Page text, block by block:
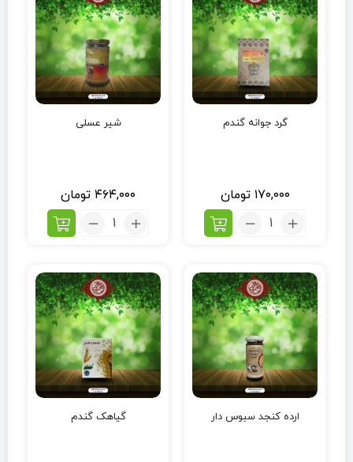
گرد جوانه گندم
۱۷۰,۰۰۰ تومان
شیر عسلی
۴۶۴,۰۰۰ تومان
ارده کنجد سبوس دار گیاهک گندم